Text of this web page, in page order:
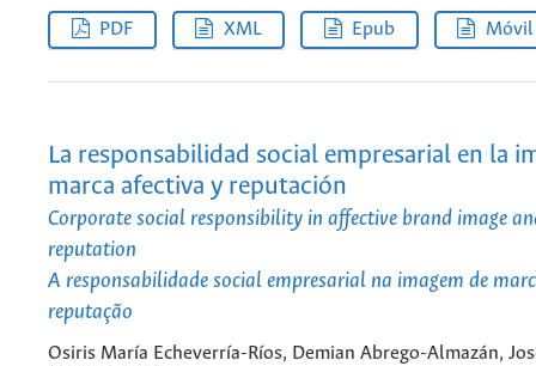
PDF XML Epub Móvil
La responsabilidad social empresarial en la
marca afectiva y reputación
Corporate social responsibility in affective brand image
reputation
A responsabilidade social empresarial na imagem de
reputação
Osiris María Echeverría-Ríos, Demian Abrego-Almazán,